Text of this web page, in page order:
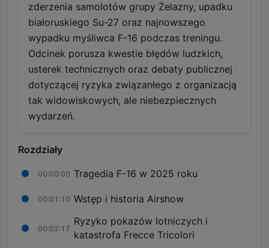
zderzenia samolotów grupy Żelazny, upadku
białoruskiego Su-27 oraz najnowszego
wypadku myśliwca F-16 podczas treningu.
Odcinek porusza kwestie błędów ludzkich,
usterek technicznych oraz debaty publicznej
dotyczącej ryzyka związanłego z organizacją
tak widowiskowych, ale niebezpiecznych
wydarzeń.
Rozdziały
00:00:00 Tragedia F-16 w 2025 roku
00:01:10 Wstęp i historia Airshow
00:02:17
Ryzyko pokazów lotniczych i
katastrofa Frecce Tricolori